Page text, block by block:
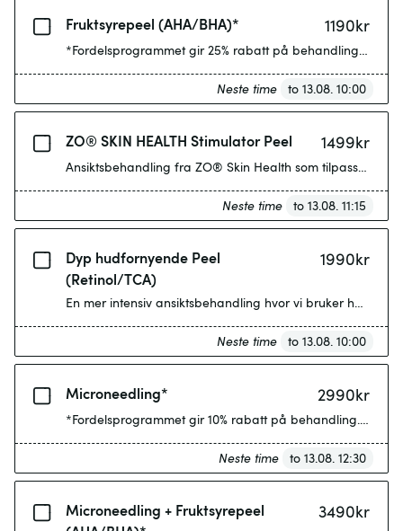
Fruktsyrepeel (AHA/BHA)* 1190kr
*Fordelsprogrammet gir 25% rabatt på behandling. Vår
Neste time to 13.08. 10:00
ZO® SKIN HEALTH Stimulator Peel 1499kr
Ansiktsbehandling fra ZO® Skin Health som tilpasses
Neste time to 13.08. 11:15
Dyp hudfornyende Peel
(Retinol/TCA)
1990kr
Neste time to 13.08. 10:00
Microneedling* 2990kr
*Fordelsprogrammet gir 10% rabatt på behandling. En
Neste time to 13.08. 12:30
Microneedling + Fruktsyrepeel
3490kr